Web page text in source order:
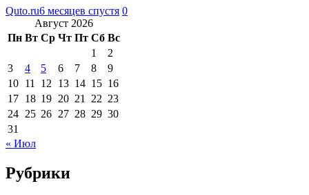
Quto.ru6 месяцев спустя 0
Август 2026
Пн Вт Ср Чт Пт Сб Вс
1
2
3
4 5 6 7 8
9
10 11 12 13 14 15 16
17 18 19 20 21 22 23
24 25 26 27 28 29 30
31
« Июл
Рубрики